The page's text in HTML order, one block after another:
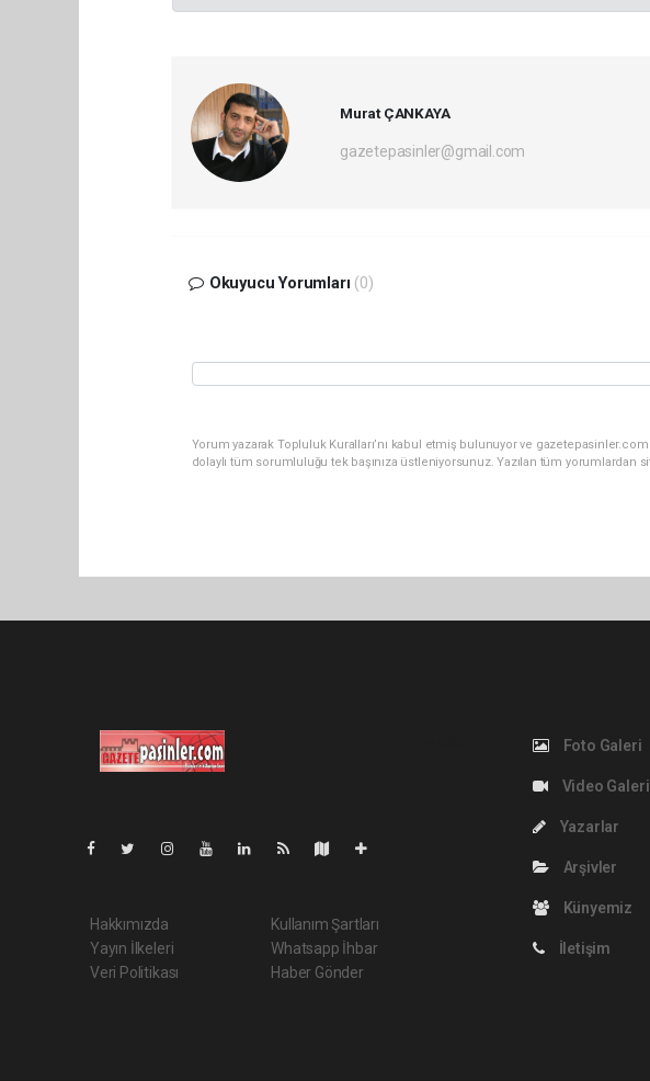
Murat ÇANKAYA
gazetepasinler@gmail.com
Okuyucu Yorumları (0)
Yorum yazarak Topluluk Kuralları’nı kabul etmiş bulunuyor ve
dolaylı tüm sorumluluğu tek başınıza üstleniyorsunuz. Yazılan tüm
Hakkımızda
Yayın İlkeleri
Veri Politikası
Kullanım Şartları
Whatsapp İhbar
Haber Gönder
Foto Galeri
Video Galeri
Yazarlar
Arşivler
Künyemiz
İletişim